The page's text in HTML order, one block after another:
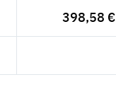
398,58 €